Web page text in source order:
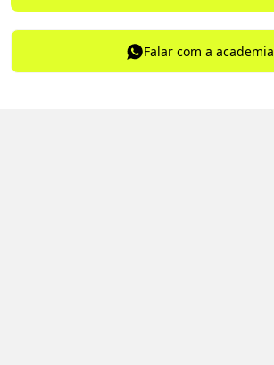
Falar com a academia